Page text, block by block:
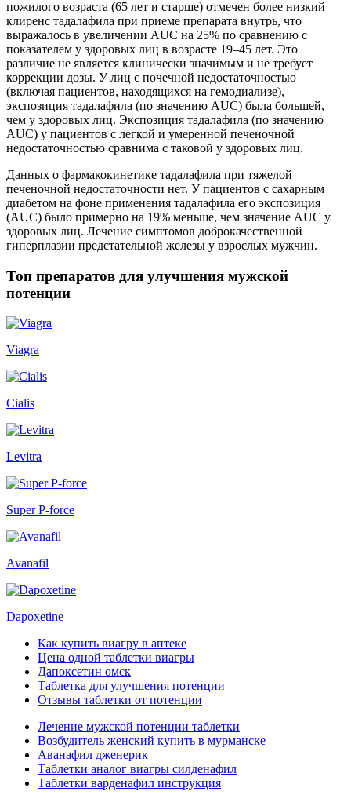
пожилого возраста (65 лет и старше) отмечен более низкий
клиренс тадалафила при приеме препарата внутрь, что
выражалось в увеличении AUC на 25% по сравнению с
показателем у здоровых лиц в возрасте 19–45 лет. Это
различие не является клинически значимым и не требует
коррекции дозы. У лиц с почечной недостаточностью
(включая пациентов, находящихся на гемодиализе),
экспозиция тадалафила (по значению AUC) была большей,
чем у здоровых лиц. Экспозиция тадалафила (по значению
AUC) у пациентов с легкой и умеренной печеночной
недостаточностью сравнима с таковой у здоровых лиц.
Данных о фармакокинетике тадалафила при тяжелой
печеночной недостаточности нет. У пациентов с сахарным
диабетом на фоне применения тадалафила его экспозиция
(AUC) было примерно на 19% меньше, чем значение AUC у
здоровых лиц. Лечение симптомов доброкачественной
гиперплазии предстательной железы у взрослых мужчин.
Топ препаратов для улучшения мужской
потенции
Viagra
Cialis
Levitra
Super P-force
Avanafil
Dapoxetine
Как купить виагру в аптеке
Цена одной таблетки виагры
Дапоксетин омск
Таблетка для улучшения потенции
Отзывы таблетки от потенции
Лечение мужской потенции таблетки
Возбудитель женский купить в мурманске
Аванафил дженерик
Таблетки аналог виагры силденафил
Таблетки варденафил инструкция